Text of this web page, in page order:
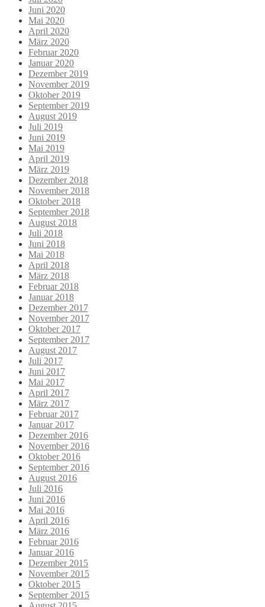
Juni 2020
Mai 2020
April 2020
März 2020
Februar 2020
Januar 2020
Dezember 2019
November 2019
Oktober 2019
September 2019
August 2019
Juli 2019
Juni 2019
Mai 2019
April 2019
März 2019
Dezember 2018
November 2018
Oktober 2018
September 2018
August 2018
Juli 2018
Juni 2018
Mai 2018
April 2018
März 2018
Februar 2018
Januar 2018
Dezember 2017
November 2017
Oktober 2017
September 2017
August 2017
Juli 2017
Juni 2017
Mai 2017
April 2017
März 2017
Februar 2017
Januar 2017
Dezember 2016
November 2016
Oktober 2016
September 2016
August 2016
Juli 2016
Juni 2016
Mai 2016
April 2016
März 2016
Februar 2016
Januar 2016
Dezember 2015
November 2015
Oktober 2015
September 2015